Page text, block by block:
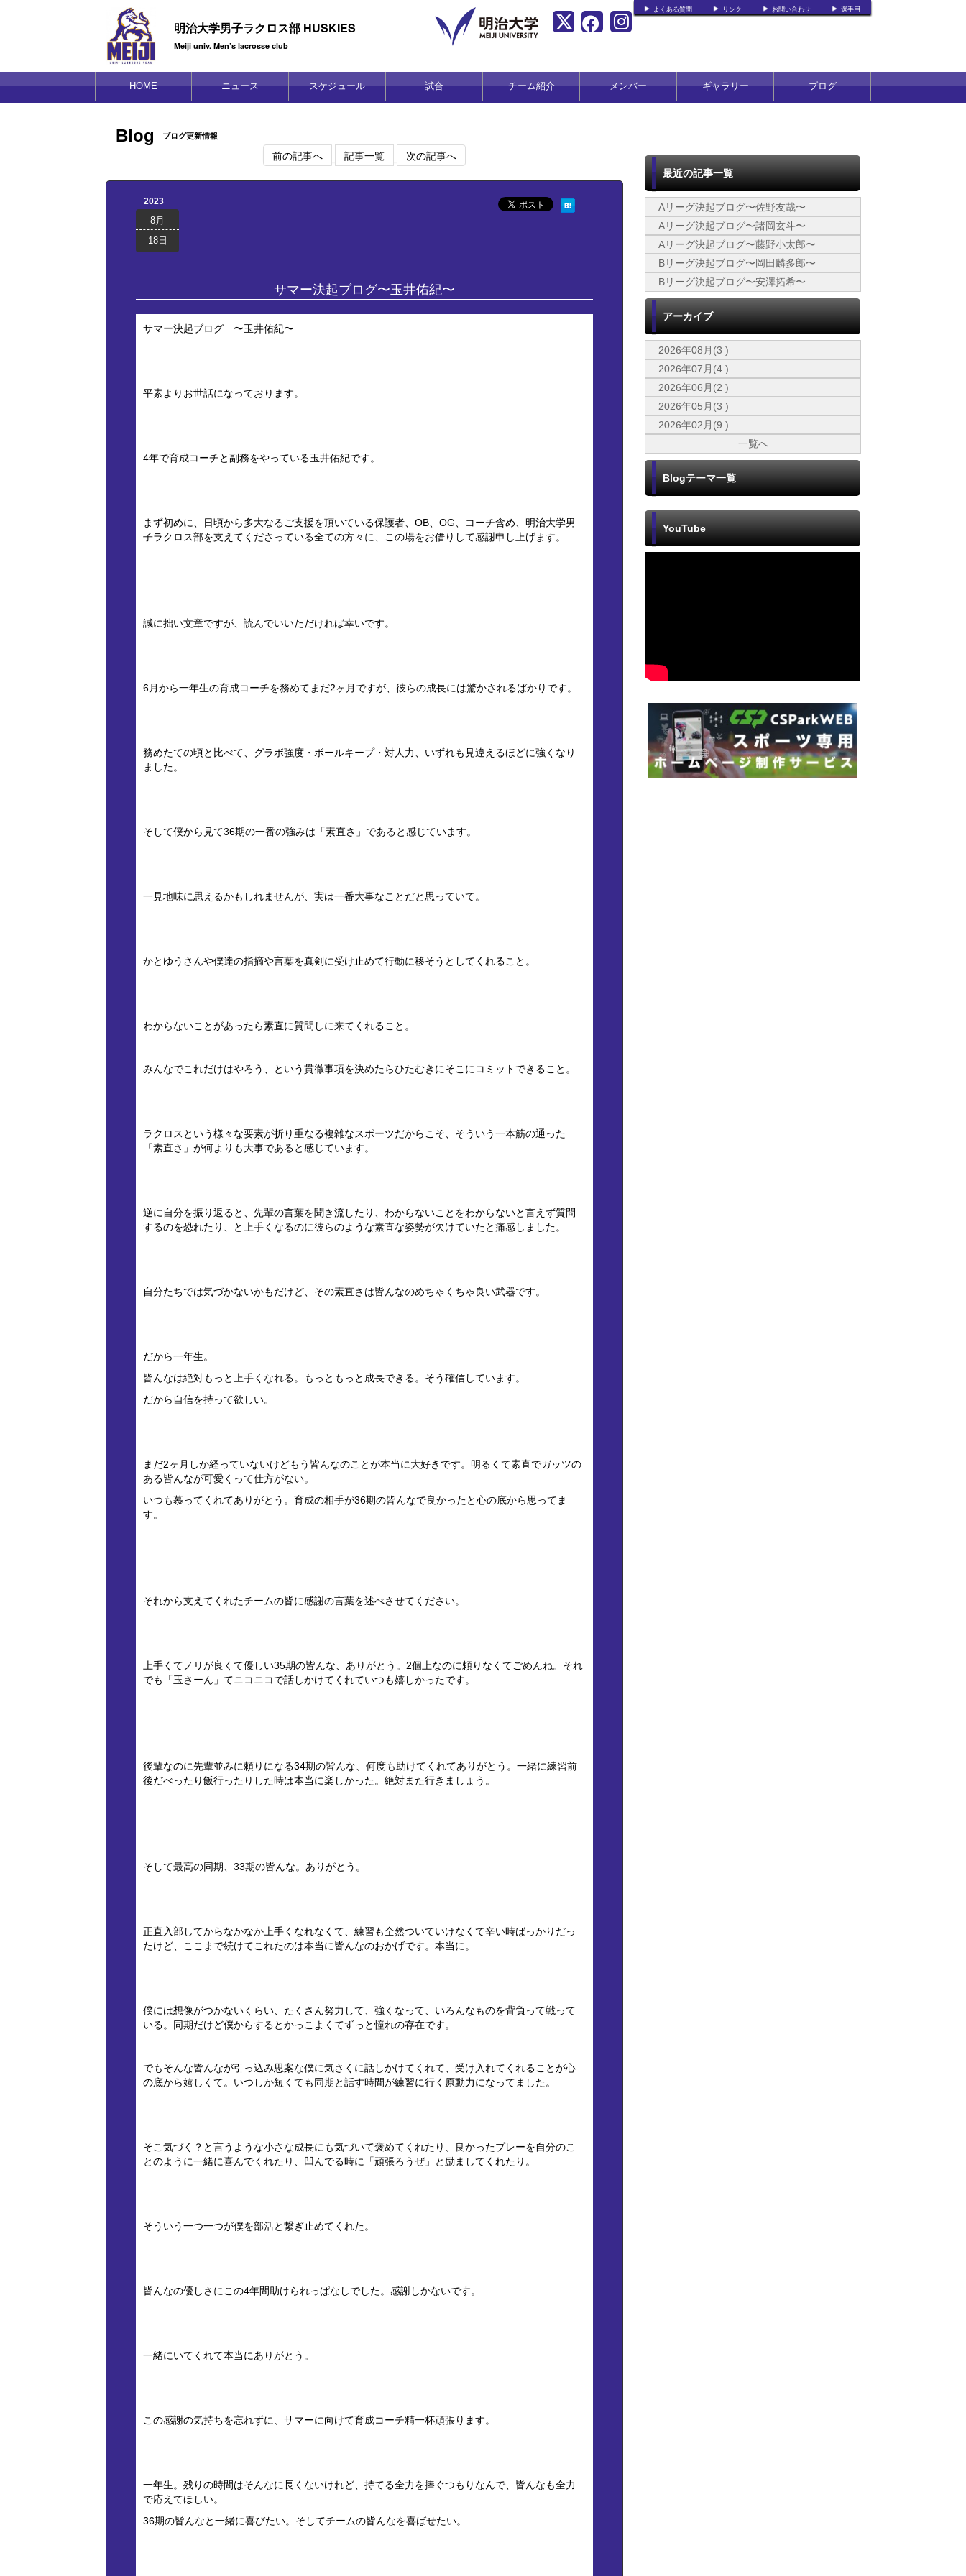
よくある質問 リンク お問い合わせ 選手用
明治大学男子ラクロス部 HUSKIES
Meiji univ. Men’s lacrosse club
HOME ニュース スケジュール 試合 チーム紹介 メンバー ギャラリー ブログ
Blog ブログ更新情報
前の記事へ 記事一覧 次の記事へ
2023
8月
18日
サマー決起ブログ〜玉井佑紀〜
サマー決起ブログ 〜玉井佑紀〜
平素よりお世話になっております。
4年で育成コーチと副務をやっている玉井佑紀です。
まず初めに、日頃から多大なるご支援を頂いている保護者、OB、OG、コーチ含め、明治大学男
子ラクロス部を支えてくださっている全ての方々に、この場をお借りして感謝申し上げます。
誠に拙い文章ですが、読んでいいただければ幸いです。
6月から一年生の育成コーチを務めてまだ2ヶ月ですが、彼らの成長には驚かされるばかりです。
務めたての頃と比べて、グラボ強度・ボールキープ・対人力、いずれも見違えるほどに強くなり
ました。
そして僕から見て36期の一番の強みは「素直さ」であると感じています。
一見地味に思えるかもしれませんが、実は一番大事なことだと思っていて。
かとゆうさんや僕達の指摘や言葉を真剣に受け止めて行動に移そうとしてくれること。
わからないことがあったら素直に質問しに来てくれること。
みんなでこれだけはやろう、という貫徹事項を決めたらひたむきにそこにコミットできること。
ラクロスという様々な要素が折り重なる複雑なスポーツだからこそ、そういう一本筋の通った
「素直さ」が何よりも大事であると感じています。
逆に自分を振り返ると、先輩の言葉を聞き流したり、わからないことをわからないと言えず質問
するのを恐れたり、と上手くなるのに彼らのような素直な姿勢が欠けていたと痛感しました。
自分たちでは気づかないかもだけど、その素直さは皆んなのめちゃくちゃ良い武器です。
だから一年生。
皆んなは絶対もっと上手くなれる。もっともっと成長できる。そう確信しています。
だから自信を持って欲しい。
まだ2ヶ月しか経っていないけどもう皆んなのことが本当に大好きです。明るくて素直でガッツの
ある皆んなが可愛くって仕方がない。
いつも慕ってくれてありがとう。育成の相手が36期の皆んなで良かったと心の底から思ってま
す。
それから支えてくれたチームの皆に感謝の言葉を述べさせてください。
上手くてノリが良くて優しい35期の皆んな、ありがとう。2個上なのに頼りなくてごめんね。それ
でも「玉さーん」てニコニコで話しかけてくれていつも嬉しかったです。
後輩なのに先輩並みに頼りになる34期の皆んな、何度も助けてくれてありがとう。一緒に練習前
後だべったり飯行ったりした時は本当に楽しかった。絶対また行きましょう。
そして最高の同期、33期の皆んな。ありがとう。
正直入部してからなかなか上手くなれなくて、練習も全然ついていけなくて辛い時ばっかりだっ
たけど、ここまで続けてこれたのは本当に皆んなのおかげです。本当に。
僕には想像がつかないくらい、たくさん努力して、強くなって、いろんなものを背負って戦って
いる。同期だけど僕からするとかっこよくてずっと憧れの存在です。
でもそんな皆んなが引っ込み思案な僕に気さくに話しかけてくれて、受け入れてくれることが心
の底から嬉しくて。いつしか短くても同期と話す時間が練習に行く原動力になってました。
そこ気づく？と言うような小さな成長にも気づいて褒めてくれたり、良かったプレーを自分のこ
とのように一緒に喜んでくれたり、凹んでる時に「頑張ろうぜ」と励ましてくれたり。
そういう一つ一つが僕を部活と繋ぎ止めてくれた。
皆んなの優しさにこの4年間助けられっぱなしでした。感謝しかないです。
一緒にいてくれて本当にありがとう。
この感謝の気持ちを忘れずに、サマーに向けて育成コーチ精一杯頑張ります。
一年生。残りの時間はそんなに長くないけれど、持てる全力を捧ぐつもりなんで、皆んなも全力
で応えてほしい。
36期の皆んなと一緒に喜びたい。そしてチームの皆んなを喜ばせたい。
最近の記事一覧
Aリーグ決起ブログ〜佐野友哉〜
Aリーグ決起ブログ〜諸岡玄斗〜
Aリーグ決起ブログ〜藤野小太郎〜
Bリーグ決起ブログ〜岡田麟多郎〜
Bリーグ決起ブログ〜安澤拓希〜
アーカイブ
2026年08月(3 )
2026年07月(4 )
2026年06月(2 )
2026年05月(3 )
2026年02月(9 )
一覧へ
Blogテーマ一覧
YouTube